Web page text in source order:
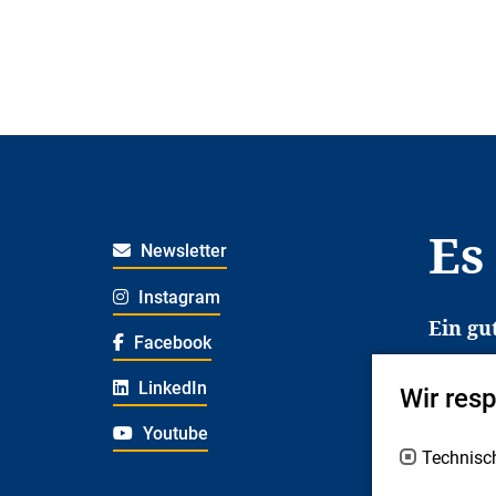
Newsletter
Instagram
Facebook
LinkedIn
Youtube
Ein
Es
Wir